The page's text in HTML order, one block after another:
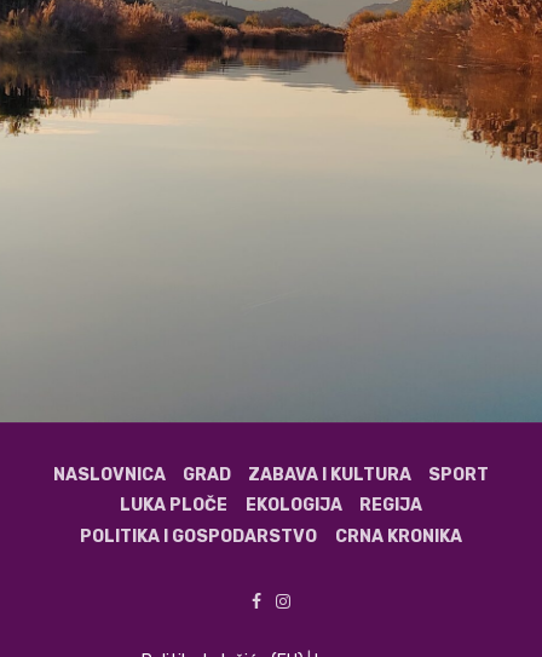
NASLOVNICA GRAD ZABAVA I KULTURA
SPORT
LUKA PLOČE
EKOLOGIJA
REGIJA
POLITIKA I GOSPODARSTVO
CRNA KRONIKA